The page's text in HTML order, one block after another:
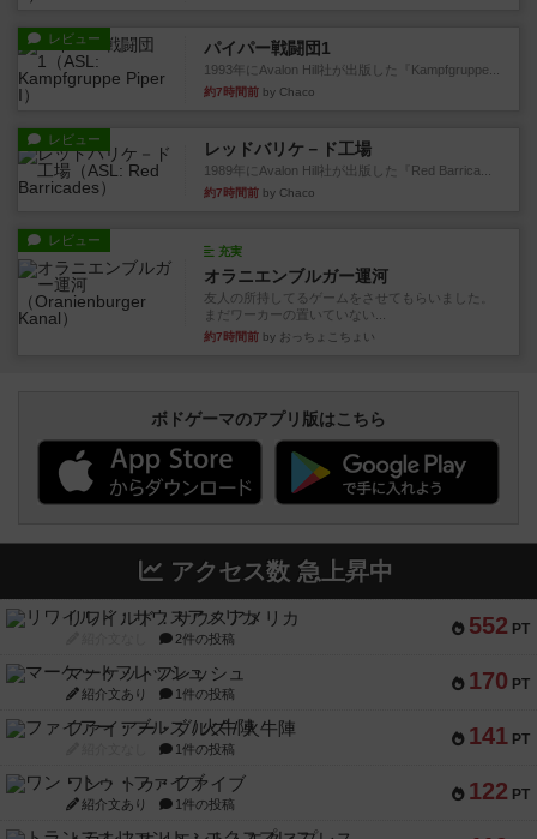
レビュー パイパー戦闘団1
1993年にAvalon Hill社が出版した『Kampfgruppe...
約7時間前 by Chaco
レビュー レッドバリケ－ド工場
1989年にAvalon Hill社が出版した『Red Barrica...
約7時間前 by Chaco
レビュー
充実
オラニエンブルガー運河
友人の所持してるゲームをさせてもらいました。
まだワーカーの置いていない...
約7時間前 by おっちょこちょい
ボドゲーマのアプリ版はこちら
アクセス数 急上昇中
552 PT
リワイルド：サウスアメリカ
2件の投稿
170 PT
マーケットフレッシュ
紹介文あり 1件の投稿
141 PT
ファイアー・ブルズ / 火牛陣
1件の投稿
122 PT
ワン・トゥ・ファイブ
紹介文あり 1件の投稿